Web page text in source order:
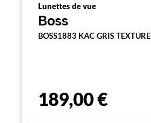
Lunettes de vue
Boss
BOSS1883 KAC GRIS TEXTURE
189,00 €